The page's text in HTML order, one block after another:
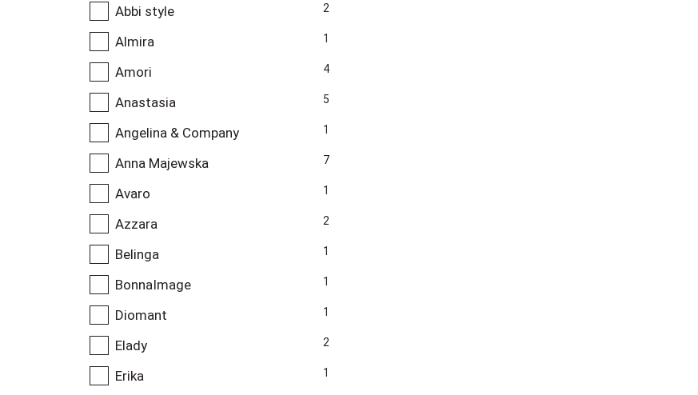
Abbi style 2
Almira 1
Amori 4
Anastasia 5
Angelina & Company 1
Anna Majewska 7
Avaro 1
Azzara 2
Belinga 1
BonnaImage 1
Diomant 1
Elady 2
Erika 1